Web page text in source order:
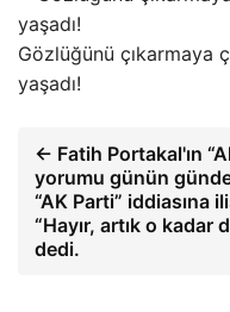
Gözlüğünü çıkarmaya
yaşadı!
← Fatih Portakal'ın
yorumu günün
“AK Parti” iddiasına
“Hayır, artık o kadar
dedi.